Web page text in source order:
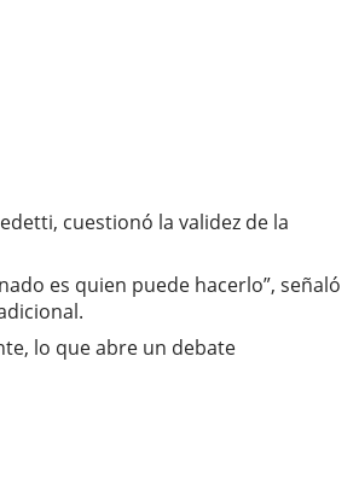
cuestionó la validez de la
es quien puede hacerlo”, señaló
lo que abre un debate